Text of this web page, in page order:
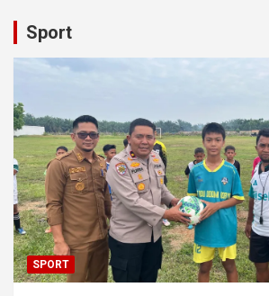
Sport
SPORT